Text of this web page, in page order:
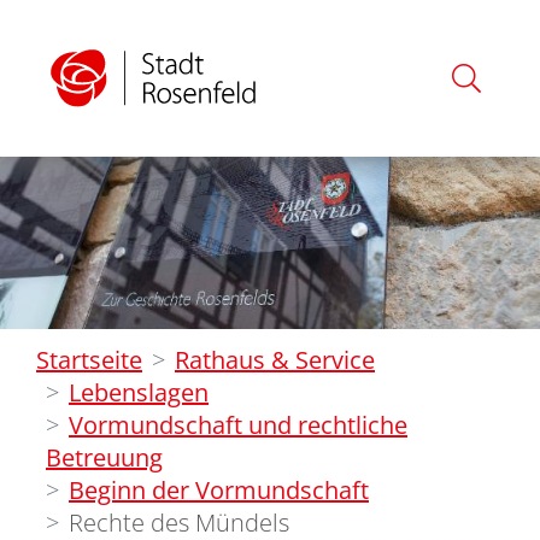
Startseite
Rathaus & Service
Lebenslagen
Vormundschaft und rechtliche
Betreuung
Beginn der Vormundschaft
Rechte des Mündels